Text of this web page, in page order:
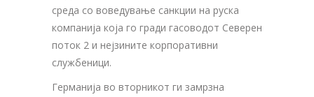
среда со воведување санкции на руска
компанија која го гради гасоводот Северен
поток 2 и нејзините корпоративни
службеници.
Германија во вторникот ги замрзна